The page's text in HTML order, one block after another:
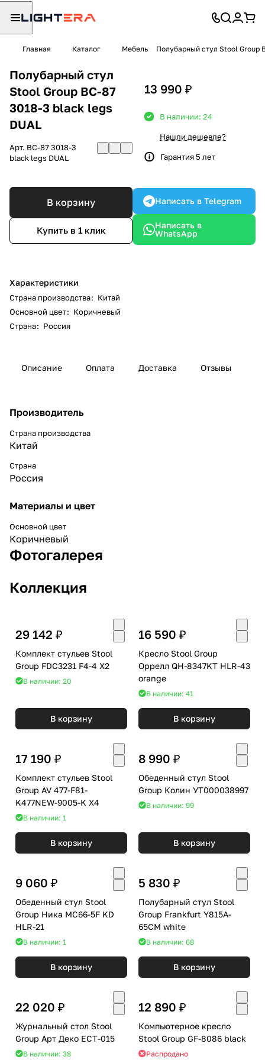
Главная Каталог Мебель Полубарный стул Stool Group
Полубарный стул
Stool Group BC-87
3018-3 black legs
DUAL
Арт. BC-87 3018-3
black legs DUAL
В корзину
Купить в 1 клик
Характеристики
Страна производства: Китай
Основной цвет: Коричневый
Страна: Россия
13 990 ₽
В наличии: 24
Нашли дешевле?
Гарантия 5 лет
Написать в Telegram
Написать в
WhatsApp
Описание Оплата Доставка Отзывы
Производитель
Страна производства
Китай
Страна
Россия
Материалы и цвет
Основной цвет
Коричневый
Фотогалерея
Коллекция
29 142 ₽
Комплект стульев Stool
Group FDC3231 F4-4 X2
В наличии: 20
В корзину
16 590 ₽
Кресло Stool Group
Оррелл QH-8347KT HLR-43
orange
В наличии: 41
В корзину
17 190 ₽
Комплект стульев Stool
Group AV 477-F81-
K477NEW-9005-K X4
В наличии: 1
В корзину
8 990 ₽
Обеденный стул Stool
Group Колин УТ000038997
В наличии: 99
В корзину
9 060 ₽
Обеденный стул Stool
Group Ника MC66-5F KD
HLR-21
В наличии: 1
В корзину
5 830 ₽
Полубарный стул Stool
Group Frankfurt Y815A-
65CM white
В наличии: 68
В корзину
22 020 ₽
Журнальный стол Stool
Group Арт Деко ECT-015
В наличии: 38
12 890 ₽
Компьютерное кресло
Stool Group GF-8086 black
Распродано